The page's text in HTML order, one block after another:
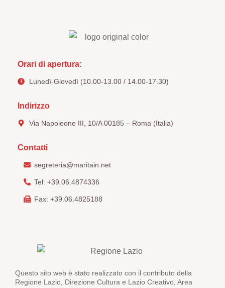
Orari di apertura:
Lunedì-Giovedì (10.00-13.00 / 14.00-17.30)
Indirizzo
Via Napoleone III, 10/A 00185 – Roma (Italia)
Contatti
segreteria@maritain.net
Tel: +39.06.4874336
Fax: +39.06.4825188
Questo sito web è stato realizzato con il contributo della
Regione Lazio, Direzione Cultura e Lazio Creativo, Area